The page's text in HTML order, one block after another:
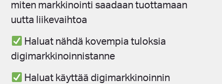
miten markkinointi saadaan tuottamaan
uutta liikevaihtoa
Haluat nähdä kovempia tuloksia
digimarkkinoinnistanne
Haluat käyttää digimarkkinoinnin